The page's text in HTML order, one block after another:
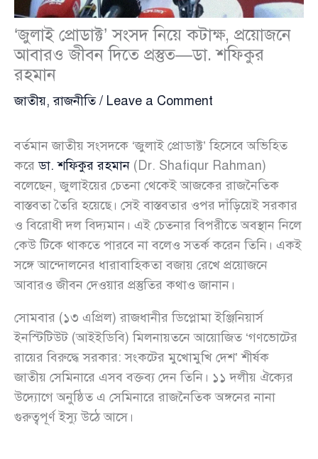
‘জুলাই প্রোডাক্ট’ সংসদ নিয়ে কটাক্ষ, প্রয়োজনে
আবারও জীবন দিতে প্রস্তুত—ডা. শফিকুর
রহমান
জাতীয়,রাজনীতি/ Leave a Comment
বর্তমান জাতীয় সংসদকে ‘জুলাই প্রোডাক্ট’ হিসেবে অভিহিত
করেডা. শফিকুর রহমান (Dr. Shafiqur Rahman)
বলেছেন, জুলাইয়ের চেতনা থেকেই আজকের রাজনৈতিক
বাস্তবতা তৈরি হয়েছে। সেই বাস্তবতার ওপর দাঁড়িয়েই সরকার
ও বিরোধী দল বিদ্যমান। এই চেতনার বিপরীতে অবস্থান নিলে
কেউ টিকে থাকতে পারবে না বলেও সতর্ক করেন তিনি। একই
সঙ্গে আন্দোলনের ধারাবাহিকতা বজায় রেখে প্রয়োজনে
আবারও জীবন দেওয়ার প্রস্তুতির কথাও জানান।
সোমবার (১৩ এপ্রিল) রাজধানীর ডিপ্লোমা ইঞ্জিনিয়ার্স
ইনস্টিটিউট (আইইডিবি) মিলনায়তনে আয়োজিত ‘গণভোটের
রায়ের বিরুদ্ধে সরকার: সংকটের মুখোমুখি দেশ’ শীর্ষক
জাতীয় সেমিনারে এসব বক্তব্য দেন তিনি। ১১ দলীয় ঐক্যের
উদ্যোগে অনুষ্ঠিত এ সেমিনারে রাজনৈতিক অঙ্গনের নানা
গুরুত্বপূর্ণ ইস্যু উঠে আসে।